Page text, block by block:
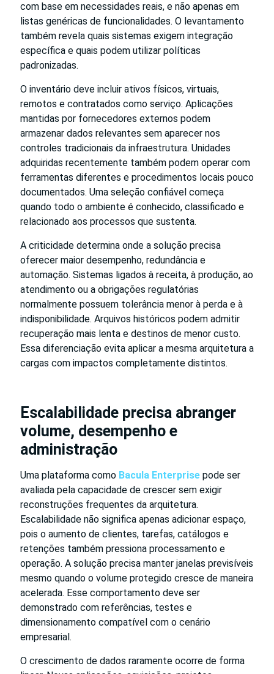
com base em necessidades reais, e não apenas em
listas genéricas de funcionalidades. O levantamento
também revela quais sistemas exigem integração
específica e quais podem utilizar políticas
padronizadas.
O inventário deve incluir ativos físicos, virtuais,
remotos e contratados como serviço. Aplicações
mantidas por fornecedores externos podem
armazenar dados relevantes sem aparecer nos
controles tradicionais da infraestrutura. Unidades
adquiridas recentemente também podem operar com
ferramentas diferentes e procedimentos locais pouco
documentados. Uma seleção confiável começa
quando todo o ambiente é conhecido, classificado e
relacionado aos processos que sustenta.
A criticidade determina onde a solução precisa
oferecer maior desempenho, redundância e
automação. Sistemas ligados à receita, à produção, ao
atendimento ou a obrigações regulatórias
normalmente possuem tolerância menor à perda e à
indisponibilidade. Arquivos históricos podem admitir
recuperação mais lenta e destinos de menor custo.
Essa diferenciação evita aplicar a mesma arquitetura a
cargas com impactos completamente distintos.
Escalabilidade precisa abranger
volume, desempenho e
administração
Uma plataforma como Bacula Enterprise pode ser
avaliada pela capacidade de crescer sem exigir
reconstruções frequentes da arquitetura.
Escalabilidade não significa apenas adicionar espaço,
pois o aumento de clientes, tarefas, catálogos e
retenções também pressiona processamento e
operação. A solução precisa manter janelas previsíveis
mesmo quando o volume protegido cresce de maneira
acelerada. Esse comportamento deve ser
demonstrado com referências, testes e
dimensionamento compatível com o cenário
empresarial.
O crescimento de dados raramente ocorre de forma